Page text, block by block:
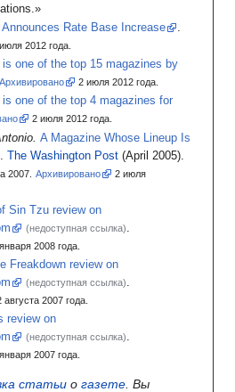
Rate Base Increase
.
июля 2012 года.
one of the top 15 magazines by
Архивировано 2 июля 2012 года.
one of the top 4 magazines for
2 июля 2012 года.
A Magazine Whose Lineup Is
The Washington Post (April 2005).
2007. Архивировано 2 июля
Sin Tzu review on
(недоступная ссылка).
января 2008 года.
Freakdown review on
(недоступная ссылка).
августа 2007 года.
review on
(недоступная ссылка).
января 2007 года.
статьи о газете . Вы